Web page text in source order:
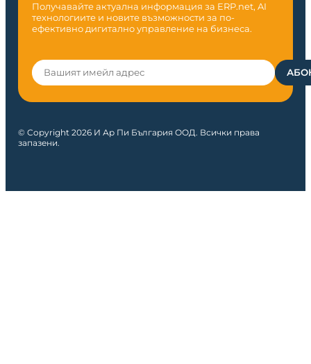
Получавайте актуална информация за ERP.net, AI
технологиите и новите възможности за по-
ефективно дигитално управление на бизнеса.
© Copyright 2026 И Ар Пи България ООД. Всички права
запазени.